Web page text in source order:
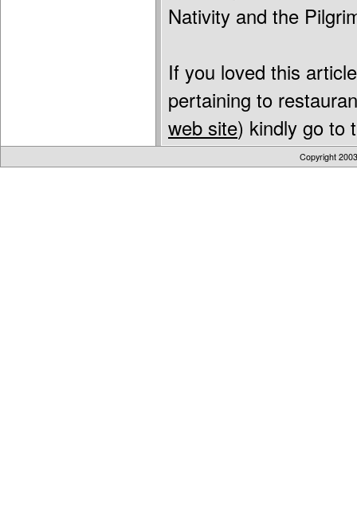
Nativity and the
If you loved this
pertaining to
web site) kindly go to
Copyright